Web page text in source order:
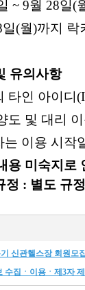
~ 9월 28일(
일(월)까지 락
유의사항
타인 아이디
도 및 대리
는 이용 시작
용 미숙지로
정 : 별도 규
기 신관헬스장 회원모
수집ㆍ이용ㆍ제3자